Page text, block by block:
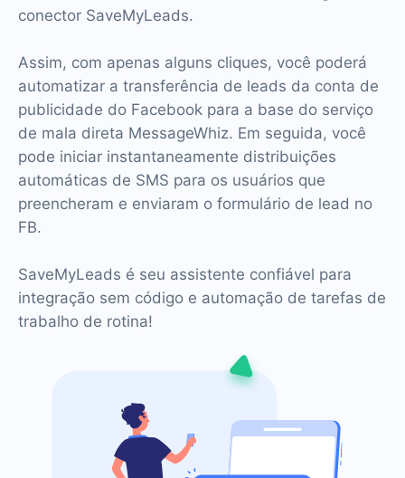
conector SaveMyLeads.
Assim, com apenas alguns cliques, você poderá
automatizar a transferência de leads da conta de
publicidade do Facebook para a base do serviço
de mala direta MessageWhiz. Em seguida, você
pode iniciar instantaneamente distribuições
automáticas de SMS para os usuários que
preencheram e enviaram o formulário de lead no
FB.
SaveMyLeads é seu assistente confiável para
integração sem código e automação de tarefas de
trabalho de rotina!